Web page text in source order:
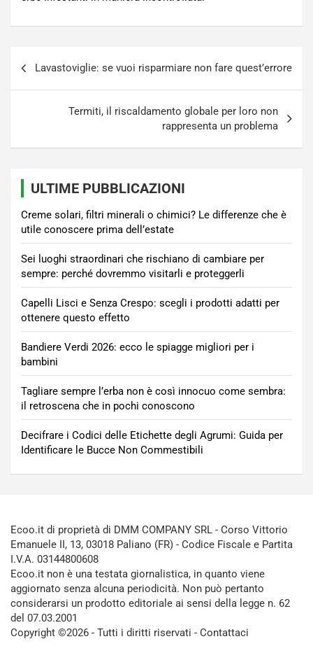
Lavastoviglie: se vuoi risparmiare non fare quest’errore
Termiti, il riscaldamento globale per loro non
rappresenta un problema
ULTIME PUBBLICAZIONI
Creme solari, filtri minerali o chimici? Le differenze che è
utile conoscere prima dell’estate
Sei luoghi straordinari che rischiano di cambiare per
sempre: perché dovremmo visitarli e proteggerli
Capelli Lisci e Senza Crespo: scegli i prodotti adatti per
ottenere questo effetto
Bandiere Verdi 2026: ecco le spiagge migliori per i
bambini
Tagliare sempre l’erba non è così innocuo come sembra:
il retroscena che in pochi conoscono
Decifrare i Codici delle Etichette degli Agrumi: Guida per
Identificare le Bucce Non Commestibili
Ecoo.it di proprietà di DMM COMPANY SRL - Corso Vittorio
Emanuele II, 13, 03018 Paliano (FR) - Codice Fiscale e Partita
I.V.A. 03144800608
Ecoo.it non è una testata giornalistica, in quanto viene
aggiornato senza alcuna periodicità. Non può pertanto
considerarsi un prodotto editoriale ai sensi della legge n. 62
del 07.03.2001
Copyright ©2026 - Tutti i diritti riservati - Contattaci